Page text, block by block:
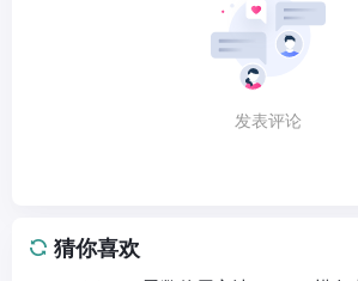
发表评论
猜你喜欢